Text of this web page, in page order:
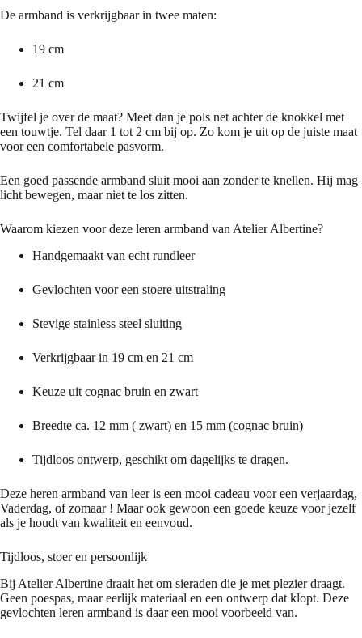
De armband is verkrijgbaar in twee maten:
19 cm
21 cm
Twijfel je over de maat? Meet dan je pols net achter de knokkel met
een touwtje. Tel daar 1 tot 2 cm bij op. Zo kom je uit op de juiste maat
voor een comfortabele pasvorm.
Een goed passende armband sluit mooi aan zonder te knellen. Hij mag
licht bewegen, maar niet te los zitten.
Waarom kiezen voor deze leren armband van Atelier Albertine?
Handgemaakt van echt rundleer
Gevlochten voor een stoere uitstraling
Stevige stainless steel sluiting
Verkrijgbaar in 19 cm en 21 cm
Keuze uit cognac bruin en zwart
Breedte ca. 12 mm ( zwart) en 15 mm (cognac bruin)
Tijdloos ontwerp, geschikt om dagelijks te dragen.
Deze heren armband van leer is een mooi cadeau voor een verjaardag,
Vaderdag, of zomaar ! Maar ook gewoon een goede keuze voor jezelf
als je houdt van kwaliteit en eenvoud.
Tijdloos, stoer en persoonlijk
Bij Atelier Albertine draait het om sieraden die je met plezier draagt.
Geen poespas, maar eerlijk materiaal en een ontwerp dat klopt. Deze
gevlochten leren armband is daar een mooi voorbeeld van.